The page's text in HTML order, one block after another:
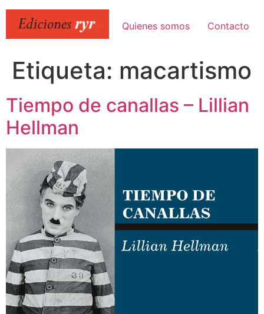
contenido
Quienes somos Contacto
Etiqueta: macartismo
Tiempo de canallas – Lillian
Hellman